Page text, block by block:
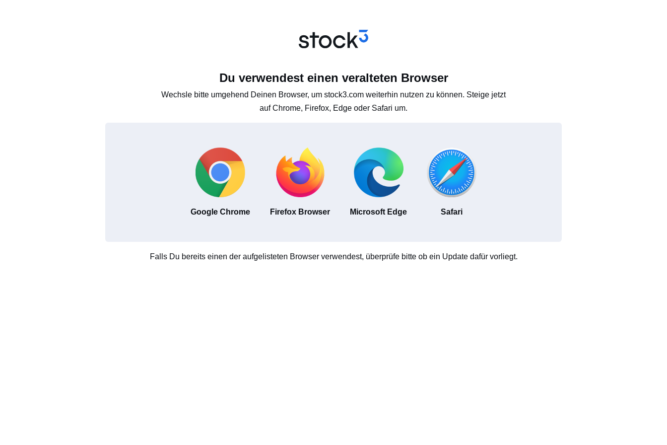
Du verwendest einen veralteten Browser
Wechsle bitte umgehend Deinen Browser, um stock3.com weiterhin nutzen zu können. Steige jetzt
auf Chrome, Firefox, Edge oder Safari um.
Google Chrome Firefox Browser Microsoft Edge Safari
Falls Du bereits einen der aufgelisteten Browser verwendest, überprüfe bitte ob ein Update dafür vorliegt.